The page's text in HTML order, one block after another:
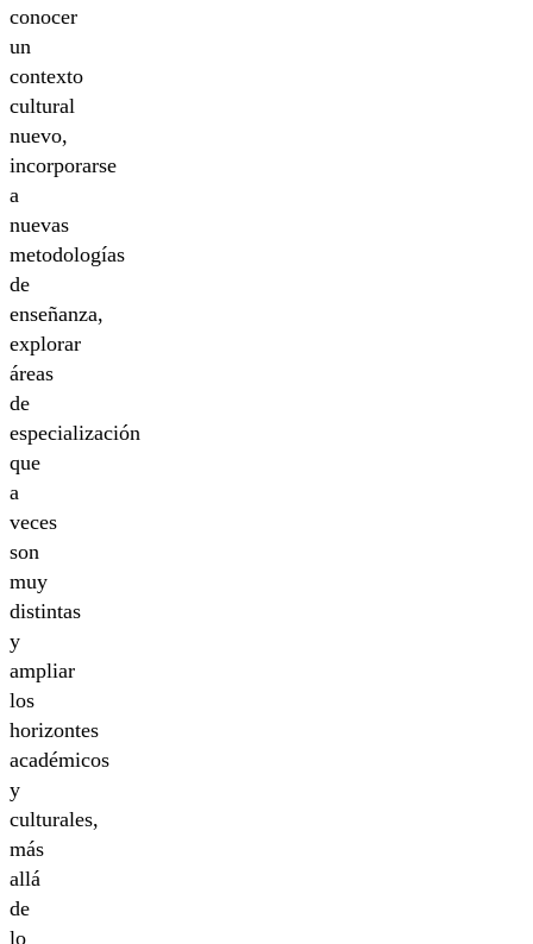
conocer
un
contexto
cultural
nuevo,
incorporarse
a
nuevas
metodologías
de
enseñanza,
explorar
áreas
de
especialización
que
a
veces
son
muy
distintas
y
ampliar
los
horizontes
académicos
y
culturales,
más
allá
de
lo